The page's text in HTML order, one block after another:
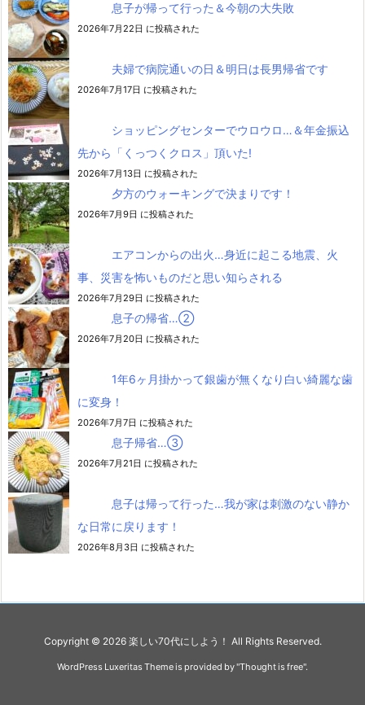
息子が帰って行った＆今朝の大失敗
2026年7月22日 に投稿された
夫婦で病院通いの日＆明日は長男帰省です
2026年7月17日 に投稿された
ショッピングセンターでウロウロ…＆年金振込
先から「くっつくクロス」頂いた!
2026年7月13日 に投稿された
夕方のウォーキングで決まりです！
2026年7月9日 に投稿された
エアコンからの出火…身近に起こる地震、火
事、災害を怖いものだと思い知らされる
2026年7月29日 に投稿された
息子の帰省…②
2026年7月20日 に投稿された
1年6ヶ月掛かって銀歯が無くなり白い綺麗な歯
に変身！
2026年7月7日 に投稿された
息子帰省…③
2026年7月21日 に投稿された
息子は帰って行った…我が家は刺激のない静か
な日常に戻ります！
2026年8月3日 に投稿された
Copyright © 2026 楽しい70代にしよう！ All Rights Reserved.
WordPress Luxeritas Theme is provided by "Thought is free".